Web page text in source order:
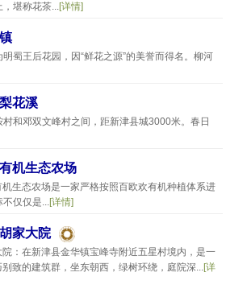
堪称花茶...[详情]
蜀王后花园，因“鲜花之源”的美誉而得名。柳河
花溪
和邓双文峰村之间，距新津县城3000米。春日
机生态农场
机生态农场是一家严格按照百欧欢有机种植体系进
不仅仅是...[详情]
家大院
院：在新津县金华镇宝峰寺附近五星村境内，是一
别致的建筑群，坐东朝西，绿树环绕，庭院深...[详